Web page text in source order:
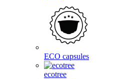
ECO capsules
ecotree